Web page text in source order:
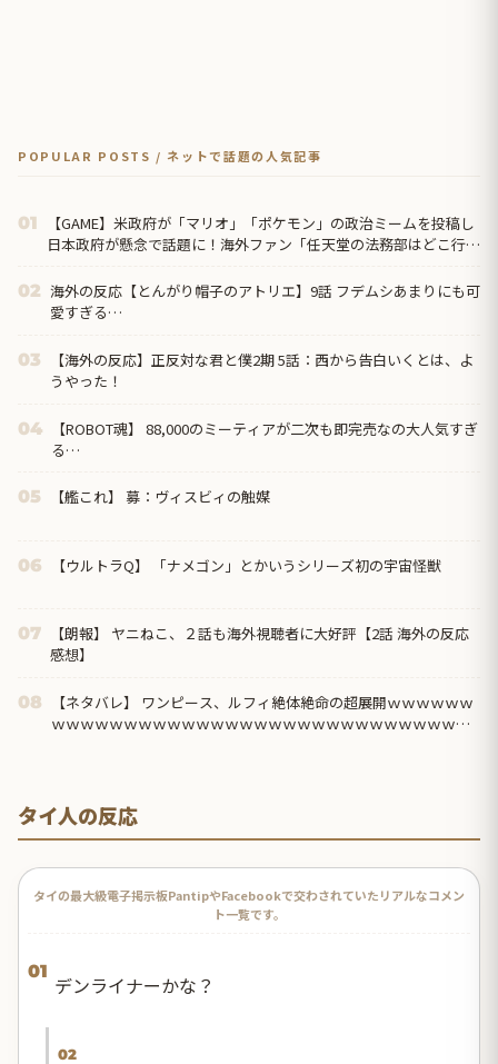
POPULAR POSTS / ネットで話題の人気記事
01
【GAME】米政府が「マリオ」「ポケモン」の政治ミームを投稿し
日本政府が懸念で話題に！海外ファン「任天堂の法務部はどこ行っ
02 海外の反応【とんがり帽子のアトリエ】9話 フデムシあまりにも可
愛すぎる…
03
【海外の反応】正反対な君と僕2期 5話：西から告白いくとは、よ
うやった！
04
【ROBOT魂】 88,000のミーティアが二次も即完売なの大人気すぎ
る…
05 【艦これ】 募：ヴィスビィの触媒
06 【ウルトラQ】 「ナメゴン」とかいうシリーズ初の宇宙怪獣
07
【朗報】 ヤニねこ、２話も海外視聴者に大好評【2話 海外の反応
感想】
08
【ネタバレ】 ワンピース、ルフィ絶体絶命の超展開ｗｗｗｗｗｗ
ｗｗｗｗｗｗｗｗｗｗｗｗｗｗｗｗｗｗｗｗｗｗｗｗｗｗｗｗｗ
タイ人の反応
タイの最大級電子掲示板PantipやFacebookで交わされていたリアルなコメン
ト一覧です。
01
デンライナーかな？
02